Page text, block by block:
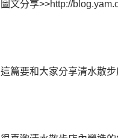
圖文分享>>http://
這篇要和大家分享清水散步